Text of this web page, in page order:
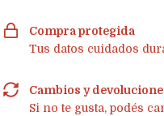
Compra protegida
Tus datos cuidados
Cambios y
Si no te gusta, podés